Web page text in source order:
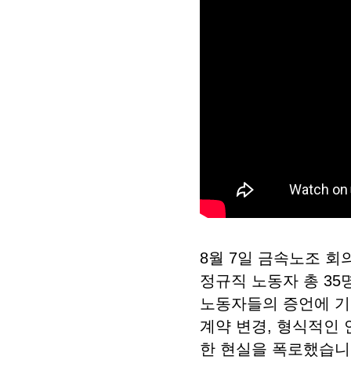
8월 7일 금속노조 회
정규직 노동자 총 35
노동자들의 증언에
계약 변경, 형식적인
한 현실을 폭로했습